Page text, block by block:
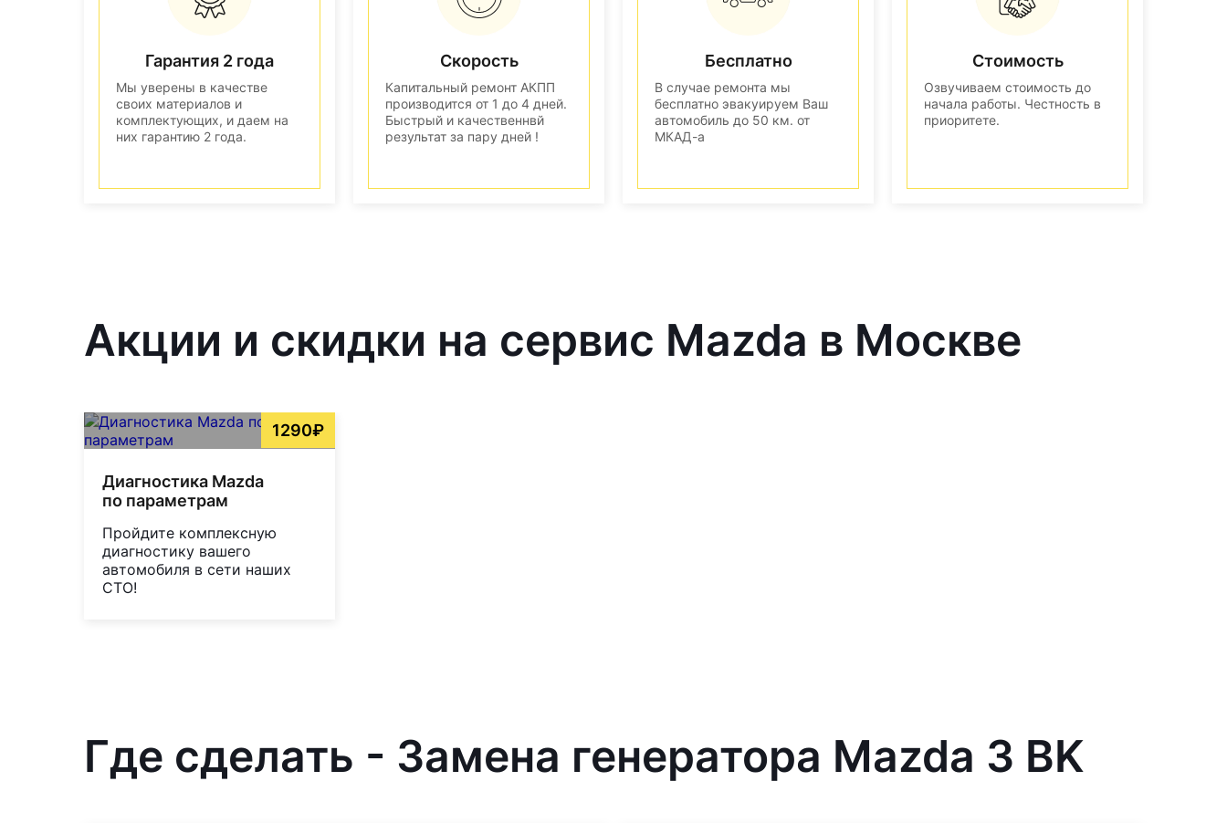
Гарантия 2 года
Мы уверены в качестве
своих материалов и
комплектующих, и даем на
них гарантию 2 года.
Скорость
Капитальный ремонт АКПП
производится от 1 до 4 дней.
Быстрый и качественнвй
результат за пару дней !
Бесплатно
В случае ремонта мы
бесплатно эвакуируем Ваш
автомобиль до 50 км. от
МКАД-а
Стоимость
Озвучиваем стоимость до
начала работы. Честность в
приоритете.
Акции и скидки на сервис Mazda в Москве
1290₽
Диагностика Mazda
по параметрам
Пройдите комплексную
диагностику вашего
автомобиля в сети наших
СТО!
Где сделать - Замена генератора Mazda 3 BK